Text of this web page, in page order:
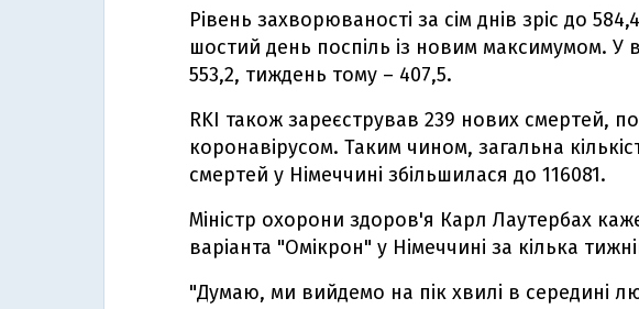
Рівень захворюваності за сім днів зріс до
шостий день поспіль із новим максимумом. У
553,2, тиждень тому – 407,5.
RKI також зареєстрував 239 нових смертей,
коронавірусом. Таким чином, загальна
смертей у Німеччині збільшилася до 116081.
Міністр охорони здоров'я Карл Лаутербах
варіанта "Омікрон" у Німеччині за кілька
"Думаю, ми вийдемо на пік хвилі в середині